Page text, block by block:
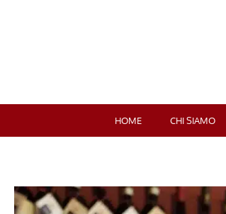
HOME CHI SIAMO